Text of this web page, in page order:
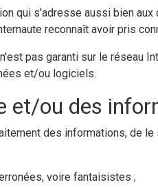
qui s'adresse aussi bien
reconnaît avoir pris
pas garanti sur le réseau
et/ou logiciels.
et/ou des
des informations, de
voire fantaisistes ;